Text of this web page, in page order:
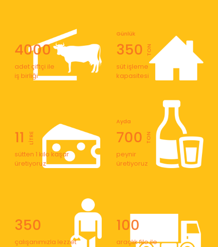
4000
adet çiftçi ile
iş birliği
350
Günlük
TON
süt işleme
kapasitesi
11 LİTRE
sütten 1 kilo kaşar
üretiyoruz
700
Ayda
TON
peynir
üretiyoruz
350
çalışanımızla lezzet
100
araçlık filo ile